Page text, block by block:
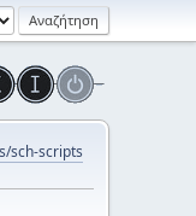
sch-scripts